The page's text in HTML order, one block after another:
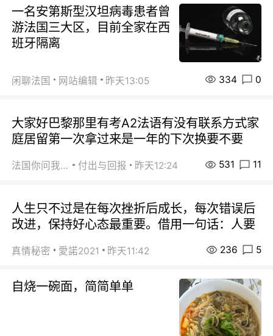
一名安第斯型汉坦病毒患者曾
游法国三大区，目前全家在西
班牙隔离
闲聊法国 网站编辑 昨天13:05 334 0
大家好巴黎那里有考A2法语有没有联系方式家
庭居留第一次拿过来是一年的下次换要不要
法国你问我答 付出与回报 昨天12:24 531 11
人生只不过是在每次挫折后成长，每次错误后
改进，保持好心态最重要。借用一句话：人要
真情秘密 愛諾2021 昨天11:42 236 5
自烧一碗面，简简单单